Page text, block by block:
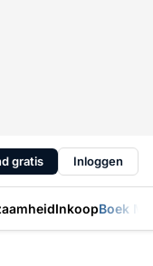
gratis Inloggen
InkoopBoek